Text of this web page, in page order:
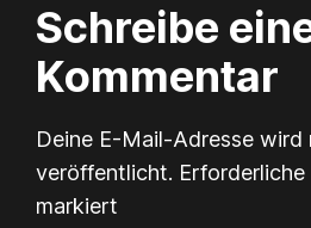
Schreibe
Kommentar
Deine E-Mail-Adresse wird
veröffentlicht.
markiert